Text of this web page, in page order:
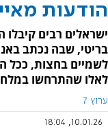
הודעות
בריטי, שבה נכתב
לשמיים בחצות, ככל
לאלו שהתרחשו במלחמת 12 הימים נגד
ערוץ 7
10.01.26, 18:04